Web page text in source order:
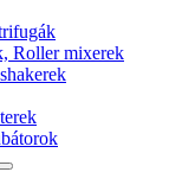
Roller mixerek